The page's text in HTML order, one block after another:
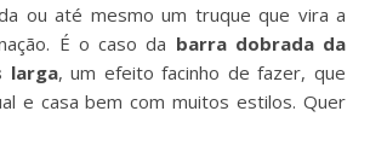
ou até mesmo um truque que vira a
É o caso da barra dobrada da
larga, um efeito facinho de fazer, que
e casa bem com muitos estilos. Quer